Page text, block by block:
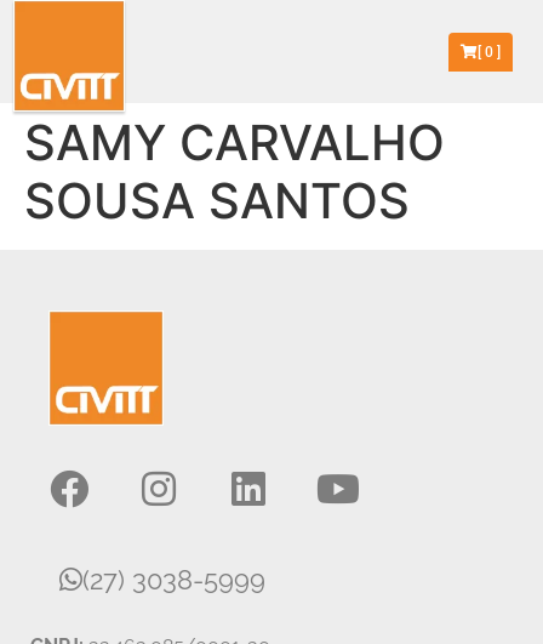
[0]
SAMY CARVALHO
SOUSA SANTOS
(27) 3038-5999